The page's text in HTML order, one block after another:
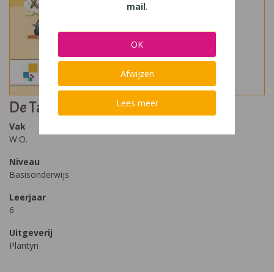
De Taalkanjers Spelling (2020) 6
Vak
W.O.
Niveau
Basisonderwijs
Leerjaar
6
Uitgeverij
Plantyn
mail.
OK
Afwijzen
Lees meer